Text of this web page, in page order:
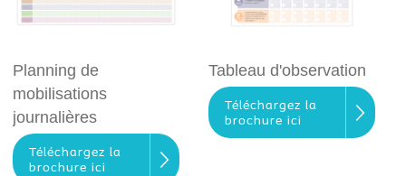
Planning de
mobilisations
journalières
Téléchargez la
brochure ici
Tableau d'observation
Téléchargez la
brochure ici